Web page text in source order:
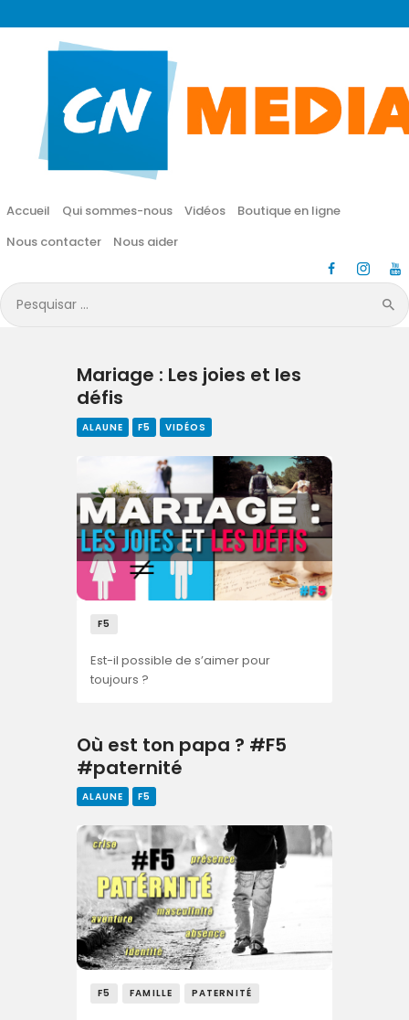
Accueil Qui sommes-nous Vidéos
Boutique en ligne
Nous contacter
Nous aider
Pesquisar
por:
CN MÉDIA
Une vie nouvelle en JESUS !
Accueil
Vidéos
Boutique en ligne
Nous aider
Mariage : Les joies et les
défis
ALAUNE F5 VIDÉOS
F5
Est-il possible de s’aimer pour
toujours ?
Où est ton papa ? #F5
#paternité
ALAUNE F5
F5 FAMILLE PATERNITÉ